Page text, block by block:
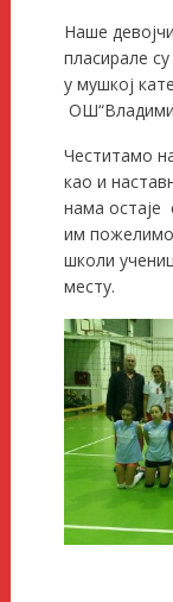
Наше
пласирале
у мушкој
Честитамо
као и
нама остаје
им пожелимо
школи
месту.